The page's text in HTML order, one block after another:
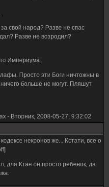
свой народ? Разве не спас
Разве не возродил?
Империума.
Просто эти Боги ничтожны в
больше не могут. Пляшут
- Вторник, 2008-05-27, 9:32:02
некронов же... Кстати, все о
для Ктан он просто ребенок, да